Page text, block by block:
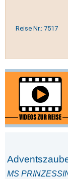
Reise Nr.: 7517
MS